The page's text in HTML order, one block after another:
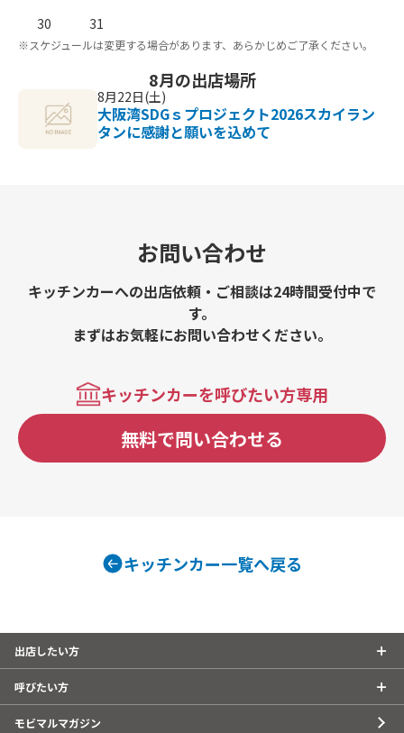
30
31
※スケジュールは変更する場合があります、あらかじめご了承ください。
8月の出店場所
8月22日(土)
大阪湾SDGｓプロジェクト2026スカイラン
タンに感謝と願いを込めて
お問い合わせ
キッチンカーへの出店依頼・ご相談は24時間受付中で
す。
まずはお気軽にお問い合わせください。
キッチンカーを呼びたい方専用
無料で問い合わせる
キッチンカー一覧へ戻る
出店したい方
呼びたい方
モビマルマガジン